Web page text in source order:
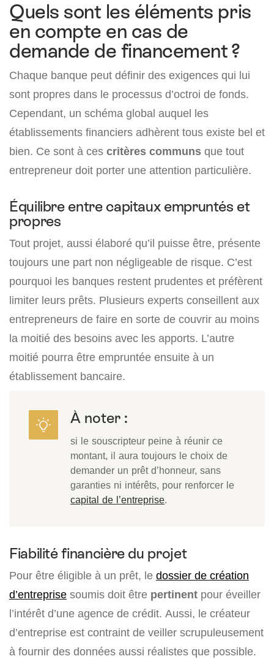
Quels sont les éléments pris
en compte en cas de
demande de financement ?
Chaque banque peut définir des exigences qui lui
sont propres dans le processus d’octroi de fonds.
Cependant, un schéma global auquel les
établissements financiers adhèrent tous existe bel et
bien. Ce sont à ces critères communs que tout
entrepreneur doit porter une attention particulière.
Équilibre entre capitaux empruntés et
propres
Tout projet, aussi élaboré qu’il puisse être, présente
toujours une part non négligeable de risque. C’est
pourquoi les banques restent prudentes et préfèrent
limiter leurs prêts. Plusieurs experts conseillent aux
entrepreneurs de faire en sorte de couvrir au moins
la moitié des besoins avec les apports. L’autre
moitié pourra être empruntée ensuite à un
établissement bancaire.
À noter :
si le souscripteur peine à réunir ce
montant, il aura toujours le choix de
demander un prêt d’honneur, sans
garanties ni intérêts, pour renforcer le
capital de l’entreprise.
Fiabilité financière du projet
Pour être éligible à un prêt, le dossier de création
d’entreprise soumis doit être pertinent pour éveiller
l’intérêt d’une agence de crédit. Aussi, le créateur
d’entreprise est contraint de veiller scrupuleusement
à fournir des données aussi réalistes que possible.